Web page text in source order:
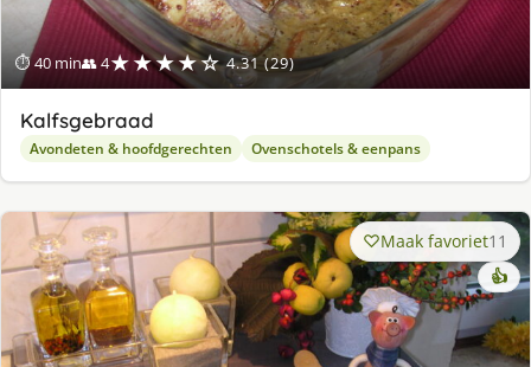
⏱ 40 min👥 4★★★★☆ 4.31 (29)
Kalfsgebraad
Avondeten & hoofdgerechten Ovenschotels & eenpans
Maak favoriet11
👍